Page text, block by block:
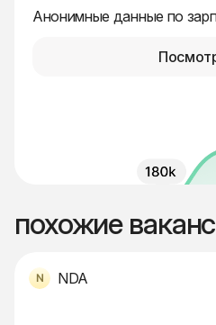
Анонимные данные по
похожие
NDA